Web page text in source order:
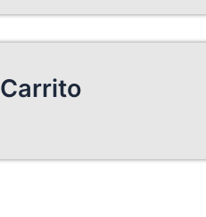
Carrito